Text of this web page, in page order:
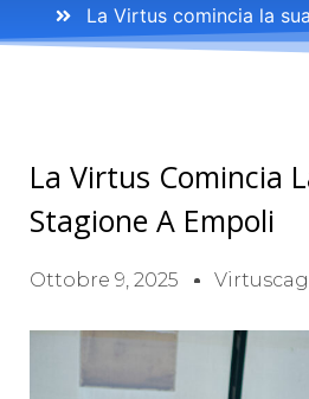
La Virtus comincia la
La Virtus Comincia
Stagione A Empoli
Ottobre 9, 2025